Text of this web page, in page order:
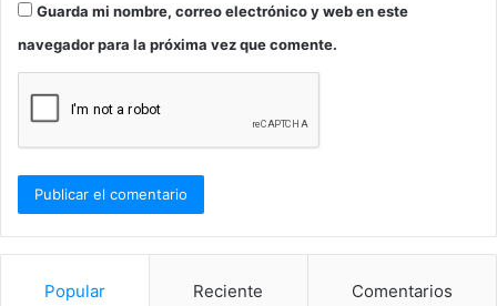
Guarda mi nombre, correo electrónico y web en este
navegador para la próxima vez que comente.
Popular Reciente Comentarios